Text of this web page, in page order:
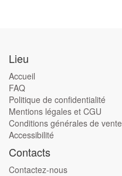
Lieu
Accueil
FAQ
Politique de confidentialité
Mentions légales et CGU
Conditions générales de vente
Accessibilité
Contacts
Contactez-nous